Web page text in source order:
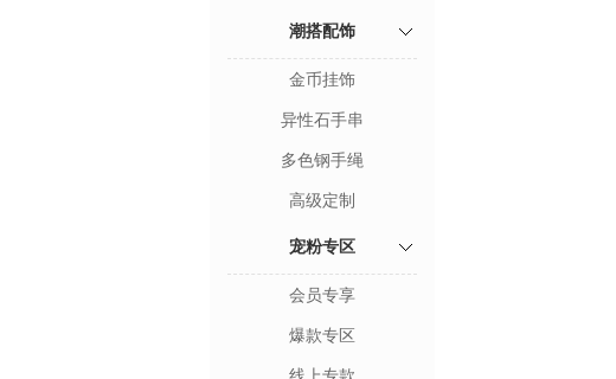
潮搭配饰
金币挂饰
异性石手串
多色钢手绳
高级定制
宠粉专区
会员专享
爆款专区